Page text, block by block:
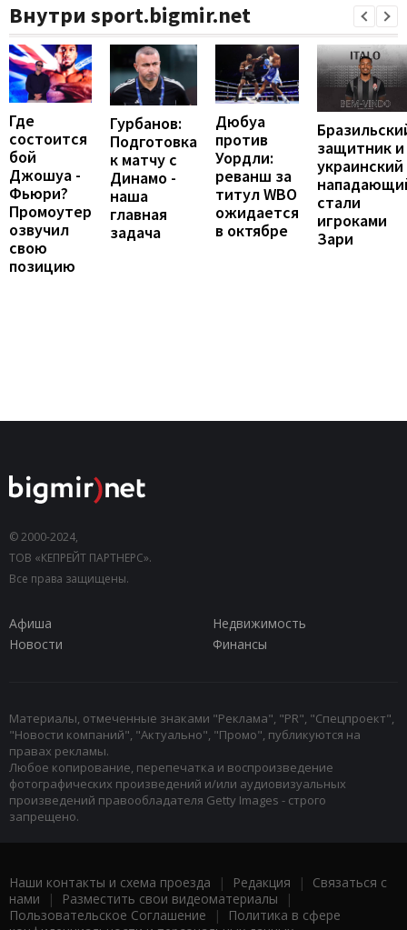
Внутри sport.bigmir.net
Где
состоится
бой
Джошуа -
Фьюри?
Промоутер
озвучил
свою
позицию
Гурбанов:
Подготовка
к матчу с
Динамо -
наша
главная
задача
Дюбуа
против
Уордли:
реванш за
титул WBO
ожидается
в октябре
защитник и
украинский
стали
игроками
Зари
© 2000-2024,
ТОВ «КЕПРЕЙТ ПАРТНЕРС».
Все права защищены.
Афиша
Недвижимость
Новости
Финансы
Материалы, отмеченные знаками "Реклама", "PR", "Спецпроект",
"Новости компаний", "Актуально", "Промо", публикуются на
правах рекламы.
Любое копирование, перепечатка и воспроизведение
фотографических произведений и/или аудиовизуальных
произведений правообладателя Getty Images - строго
запрещено.
Наши контакты и схема проезда | Редакция | Связаться с
нами | Разместить свои видеоматериалы |
Пользовательское Соглашение |
Политика в сфере